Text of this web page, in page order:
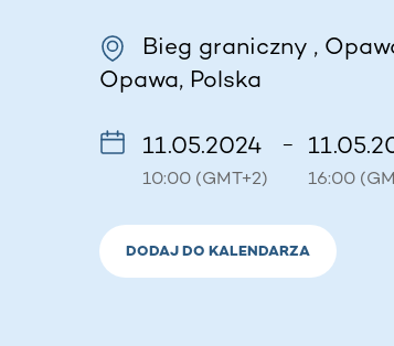
Bieg graniczny ,
Opawa, Polska
11.05.2024
10:00 (GMT+2)
–
16:00
DODAJ DO KALENDARZA